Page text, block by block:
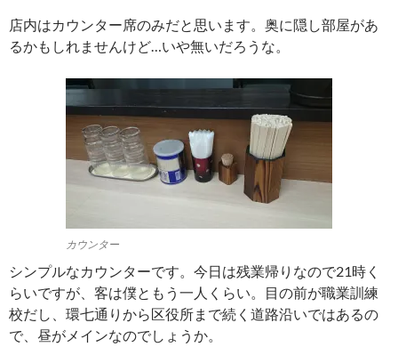
店内はカウンター席のみだと思います。奥に隠し部屋があ
るかもしれませんけど…いや無いだろうな。
カウンター
シンプルなカウンターです。今日は残業帰りなので21時く
らいですが、客は僕ともう一人くらい。目の前が職業訓練
校だし、環七通りから区役所まで続く道路沿いではあるの
で、昼がメインなのでしょうか。